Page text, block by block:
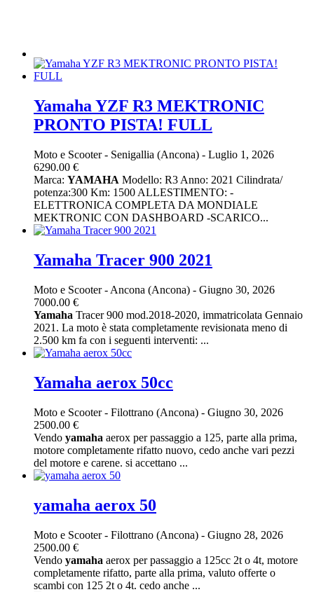
Yamaha YZF R3 MEKTRONIC
PRONTO PISTA! FULL
Moto e Scooter- Senigallia (Ancona) - Luglio 1, 2026
6290.00 €
Marca: YAMAHA Modello: R3 Anno: 2021 Cilindrata/
potenza:300 Km: 1500 ALLESTIMENTO: -
ELETTRONICA COMPLETA DA MONDIALE
MEKTRONIC CON DASHBOARD -SCARICO...
Yamaha Tracer 900 2021
Moto e Scooter- Ancona (Ancona) - Giugno 30, 2026
7000.00 €
Yamaha Tracer 900 mod.2018-2020, immatricolata Gennaio
2021. La moto è stata completamente revisionata meno di
2.500 km fa con i seguenti interventi: ...
Yamaha aerox 50cc
Moto e Scooter- Filottrano (Ancona) - Giugno 30, 2026
2500.00 €
Vendo yamaha aerox per passaggio a 125, parte alla prima,
motore completamente rifatto nuovo, cedo anche vari pezzi
del motore e carene. si accettano ...
yamaha aerox 50
Moto e Scooter- Filottrano (Ancona) - Giugno 28, 2026
2500.00 €
Vendo yamaha aerox per passaggio a 125cc 2t o 4t, motore
completamente rifatto, parte alla prima, valuto offerte o
scambi con 125 2t o 4t. cedo anche ...